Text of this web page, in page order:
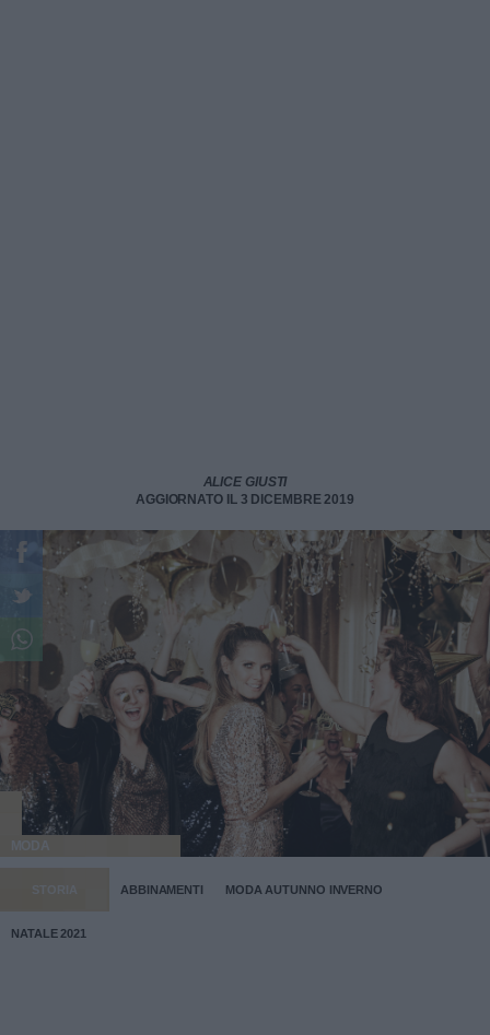
ALICE GIUSTI
AGGIORNATO IL 3 DICEMBRE 2019
MODA
STORIA ABBINAMENTI MODA AUTUNNO INVERNO
NATALE 2021